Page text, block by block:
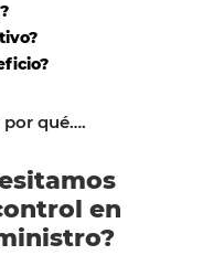
por qué….
en